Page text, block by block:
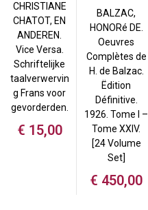
CHRISTIANE
CHATOT, EN
ANDEREN.
Vice Versa.
Schriftelijke
taalverwervin
g Frans voor
gevorderden.
€ 15,00
BALZAC,
HONORé DE.
Oeuvres
Complètes de
H. de Balzac.
Ëdition
Définitive.
1926. Tome I –
Tome XXIV.
[24 Volume
Set]
€ 450,00